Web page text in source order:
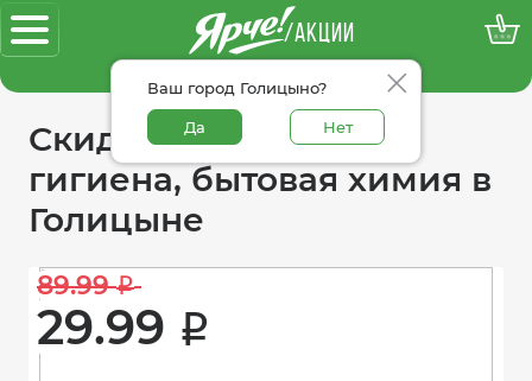
/АКЦИИ
Ваш город Голицыно?
Да Нет
100% достоверные акции
Скидки в категории
гигиена, бытовая химия в
Голицыне
89.99 i
29.99 i